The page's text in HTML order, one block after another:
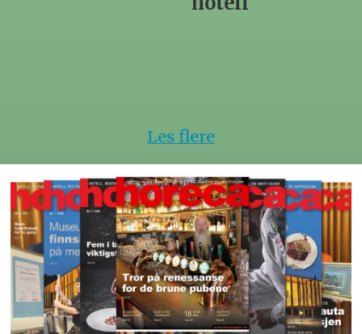
Les flere